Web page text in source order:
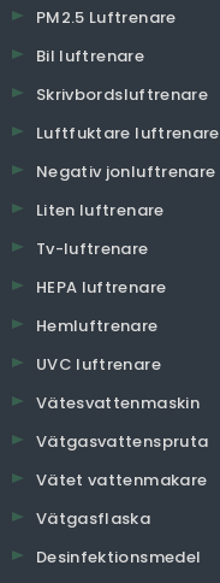
PM2.5 Luftrenare
Bil luftrenare
Skrivbordsluftrenare
Luftfuktare luftrenare
Negativ jonluftrenare
Liten luftrenare
Tv-luftrenare
HEPA luftrenare
Hemluftrenare
UVC luftrenare
Vätesvattenmaskin
Vätgasvattenspruta
Vätet vattenmakare
Vätgasflaska
Desinfektionsmedel